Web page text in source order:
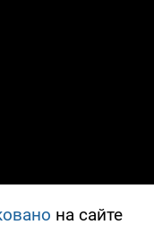
Video
на сайте